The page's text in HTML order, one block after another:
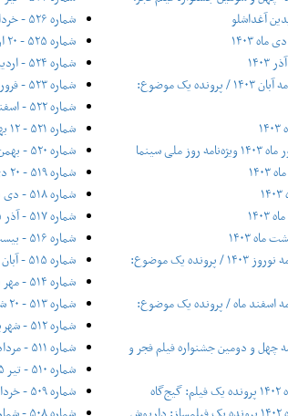
آغداشلو
شماره ۶۱۸ - ویژه نامه آبان ۱۴۰۳ / پرونده یک موضوع:
شماره ۶۱۱ - ویژه نامه نوروز ۱۴۰۳ / پرونده یک موضوع:
ویژه نامه اسفند ماه / پرونده یک موضوع:
ویژه‌نامه چهل و دومین جشنواره فیلم فجر و
شماره ۵۲۶ - خرداد ۱۳۹۶
شماره ۵۲۵ - ۲۰ اردیبهشت ۱۳۹۶
شماره ۵۲۴ - اردیبهشت ۱۳۹۶
شماره ۵۲۳ - فروردین ۱۳۹۶
شماره ۵۲۲ - اسفند ۱۳۹۵
شماره ۵۲۱ - ۱۲ بهمن ۱۳۹۵
شماره ۵۲۰ - بهمن ۱۳۹۵
شماره ۵۱۹ - ۲۰ دی ۱۳۹۵
شماره ۵۱۸ - دی ۱۳۹۵
شماره ۵۱۷ - آذر ۱۳۹۵
شماره ۵۱۶ - بیست آبان ۱۳۹۵
شماره ۵۱۵ - آبان ۱۳۹۵
شماره ۵۱۴ - مهر ۱۳۹۵
شماره ۵۱۳ - ۲۰ شهریور ۱۳۹۵
شماره ۵۱۲ - شهریور ۱۳۹۵
شماره ۵۱۱ - مرداد ۱۳۹۵
شماره ۵۱۰ - تیر ۱۳۹۵
شماره ۵۰۹ - خرداد ۱۳۹۵